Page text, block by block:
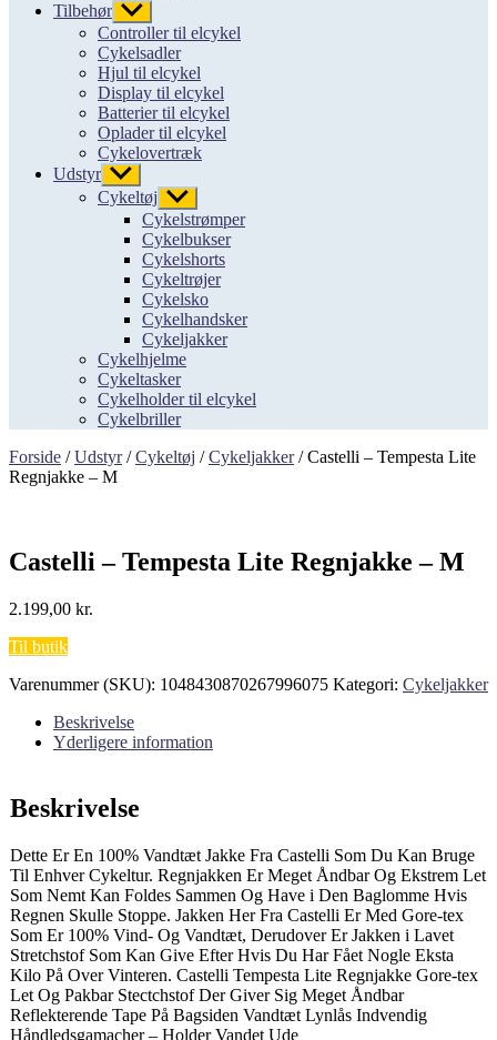
Tilbehør Vis
undermenu
Controller til elcykel
Cykelsadler
Hjul til elcykel
Display til elcykel
Batterier til elcykel
Oplader til elcykel
Cykelovertræk
Udstyr Vis
undermenu
Cykeltøj Vis
undermenu
Cykelstrømper
Cykelbukser
Cykelshorts
Cykeltrøjer
Cykelsko
Cykelhandsker
Cykeljakker
Cykelhjelme
Cykeltasker
Cykelholder til elcykel
Cykelbriller
Forside /Udstyr/Cykeltøj /Cykeljakker/ Castelli – Tempesta Lite
Regnjakke – M
Castelli – Tempesta Lite Regnjakke – M
2.199,00 kr.
Til butik
Varenummer (SKU): 1048430870267996075 Kategori: Cykeljakker
Beskrivelse
Yderligere information
Beskrivelse
Dette Er En 100% Vandtæt Jakke Fra Castelli Som Du Kan Bruge
Til Enhver Cykeltur. Regnjakken Er Meget Åndbar Og Ekstrem Let
Som Nemt Kan Foldes Sammen Og Have i Den Baglomme Hvis
Regnen Skulle Stoppe. Jakken Her Fra Castelli Er Med Gore-tex
Som Er 100% Vind- Og Vandtæt, Derudover Er Jakken i Lavet
Stretchstof Som Kan Give Efter Hvis Du Har Fået Nogle Eksta
Kilo På Over Vinteren. Castelli Tempesta Lite Regnjakke Gore-tex
Let Og Pakbar Stectchstof Der Giver Sig Meget Åndbar
Reflekterende Tape På Bagsiden Vandtæt Lynlås Indvendig
Håndledsgamacher – Holder Vandet Ude